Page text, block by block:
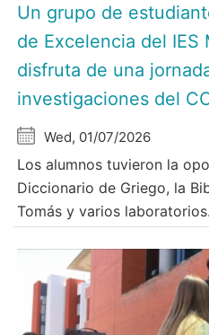
Un grupo de
de Excelencia del IES
disfruta de una
investigaciones del
Wed, 01/07/2026
Los alumnos tuvieron la
Diccionario de Griego, la
Tomás y varios laboratorios.